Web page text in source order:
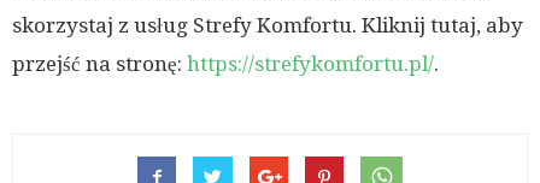
skorzystaj z usług Strefy Komfortu. Kliknij tutaj, aby
przejść na stronę: https://strefykomfortu.pl/.